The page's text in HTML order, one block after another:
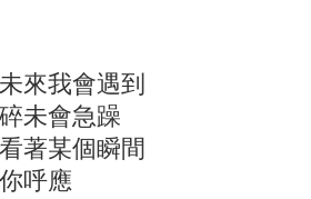
來我會遇到
未會急躁
著某個瞬間
呼應